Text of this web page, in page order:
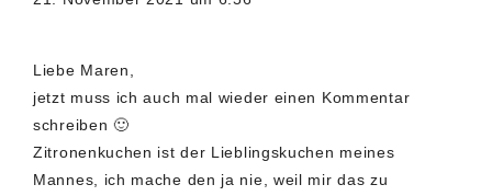
Liebe Maren,
jetzt muss ich auch mal wieder einen Kommentar
schreiben 🙂
Zitronenkuchen ist der Lieblingskuchen meines
Mannes, ich mache den ja nie, weil mir das zu